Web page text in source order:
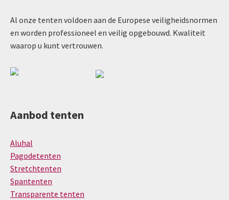
Al onze tenten voldoen aan de Europese veiligheidsnormen
en worden professioneel en veilig opgebouwd. Kwaliteit
waarop u kunt vertrouwen.
Aanbod tenten
Aluhal
Pagodetenten
Stretchtenten
Spantenten
Transparente tenten